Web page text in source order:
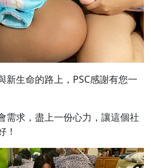
新生命的路上，PSC感謝有您一
需求，盡上一份心力，讓這個社
！